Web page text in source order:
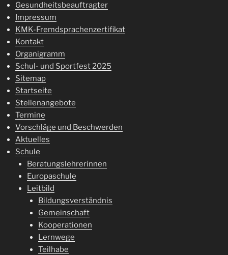
Gesundheitsbeauftragter
Impressum
KMK-Fremdsprachenzertifikat
Kontakt
Organigramm
Schul- und Sportfest 2025
Sitemap
Startseite
Stellenangebote
Termine
Vorschläge und Beschwerden
Aktuelles
Schule
Beratungslehrerinnen
Europaschule
Leitbild
Bildungsverständnis
Gemeinschaft
Kooperationen
Lernwege
Teilhabe